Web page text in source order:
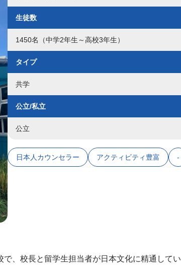
生徒数
1450名（中学2年生～高校3年生）
タイプ
共学
公立/私立
公立
日本人カウンセラー アクティビティ豊富 -
、校長と留学生担当者が日本文化に精通してい